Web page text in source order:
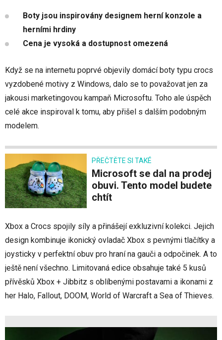
Boty jsou inspirovány designem herní konzole a
herními hrdiny
Cena je vysoká a dostupnost omezená
Když se na internetu poprvé objevily domácí boty typu crocs
vyzdobené motivy z Windows, dalo se to považovat jen za
jakousi marketingovou kampaň Microsoftu. Toho ale úspěch
celé akce inspiroval k tomu, aby přišel s dalším podobným
modelem.
PŘEČTĚTE SI TAKÉ
Microsoft se dal na prodej
obuvi. Tento model budete
chtít
Xbox a Crocs spojily síly a přinášejí exkluzivní kolekci. Jejich
design kombinuje ikonický ovladač Xbox s pevnými tlačítky a
joysticky v perfektní obuv pro hraní na gauči a odpočinek. A to
ještě není všechno. Limitovaná edice obsahuje také 5 kusů
přívěsků Xbox + Jibbitz s oblíbenými postavami a ikonami z
her Halo, Fallout, DOOM, World of Warcraft a Sea of Thieves.